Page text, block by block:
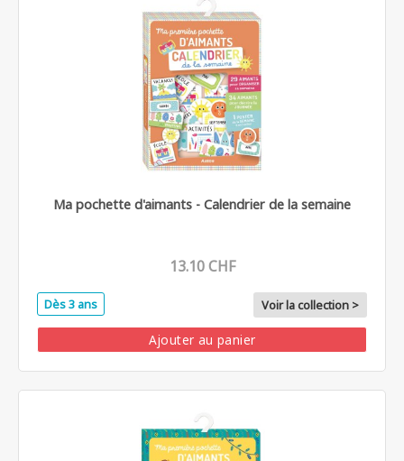
Ma pochette d'aimants - Calendrier de la semaine
13.10 CHF
Dès 3 ans Voir la collection >
Ajouter au panier